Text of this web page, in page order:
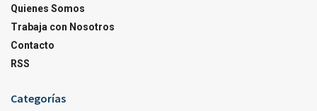
Quienes Somos
Trabaja con Nosotros
Contacto
RSS
Categorías